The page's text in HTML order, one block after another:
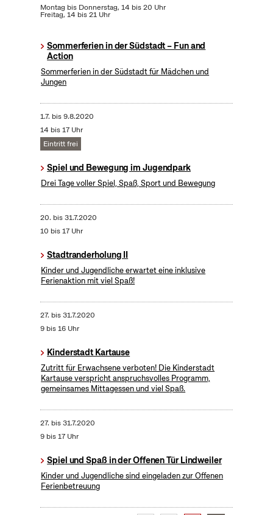
Montag bis Donnerstag, 14 bis 20 Uhr
Freitag, 14 bis 21 Uhr
Sommerferien in der Südstadt – Fun and
Action
Sommerferien in der Südstadt für Mädchen und
Jungen
1.7. bis9.8.2020
14 bis 17 Uhr
Eintritt frei
Spiel und Bewegung im Jugendpark
Drei Tage voller Spiel, Spaß, Sport und Bewegung
20. bis31.7.2020
10 bis 17 Uhr
Stadtranderholung II
Kinder und Jugendliche erwartet eine inklusive
Ferienaktion mit viel Spaß!
27. bis31.7.2020
9 bis 16 Uhr
Kinderstadt Kartause
Zutritt für Erwachsene verboten! Die Kinderstadt
Kartause verspricht anspruchsvolles Programm,
gemeinsames Mittagessen und viel Spaß.
27. bis31.7.2020
9 bis 17 Uhr
Spiel und Spaß in der Offenen Tür Lindweiler
Kinder und Jugendliche sind eingeladen zur Offenen
Ferienbetreuung